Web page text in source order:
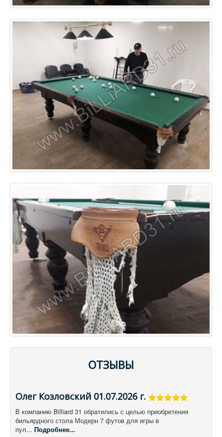
ОТЗЫВЫ
Олег Козловский 01.07.2026 г.
В компанию Billiard 31 обратились с целью приобретения
бильярдного стола Модерн 7 футов для игры в
пул... Подробнее...